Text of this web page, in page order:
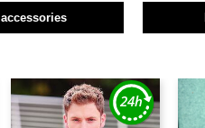
accessories